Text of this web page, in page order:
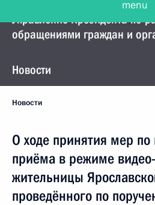
Управление Президента по
обращениями граждан и
Новости
Новости
О ходе принятия мер по
приёма в режиме
жительницы
проведённого по